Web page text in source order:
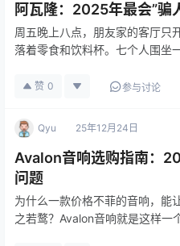
阿瓦隆：2025年最会”骗
周五晚上八点，朋友家的客厅只
落着零食和饮料杯。七个人围坐
却忍不住瞟向对面的小张，"我看
赞 0 参与讨论
Qyu 25年12月24日
Avalon音响选购指南：
问题
为什么一款价格不菲的音响，能
之若鹜？Avalon音响就是这样一